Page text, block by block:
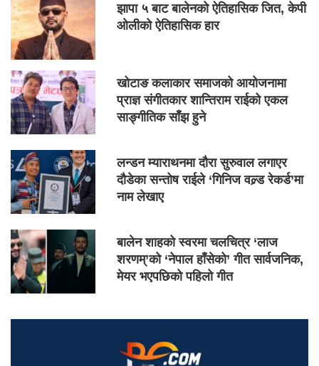
झापा ५ बाट बालेनको ऐतिहासिक जित, केपी
ओलीको ऐतिहासिक हार
खोटाङ कलाकार समाजको आयोजनामा
प्राज्ञ संगीतकार शान्तिराम राईको एकल
साङ्गीतिक साँझ हुने
लन्डन म्याराथनमा दौरा सुरुवाल लगाएर
दौडेका सन्तोष राईले ‘गिनिज वल्र्ड रेकर्ड’मा
नाम लेखाए
बालेन शाहको स्वरमा चलचित्र ‘लाज
शरणम्’को ‘नेपाल हाँसेको’ गीत सार्वजनिक,
मेयर भएपछिको पहिलो गीत